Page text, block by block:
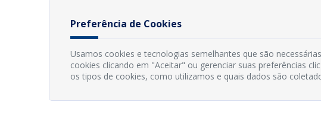
Preferência de Cookies
Usamos cookies e tecnologias semelhantes que são
cookies clicando em "Aceitar" ou gerenciar suas preferências
os tipos de cookies, como utilizamos e quais dados são